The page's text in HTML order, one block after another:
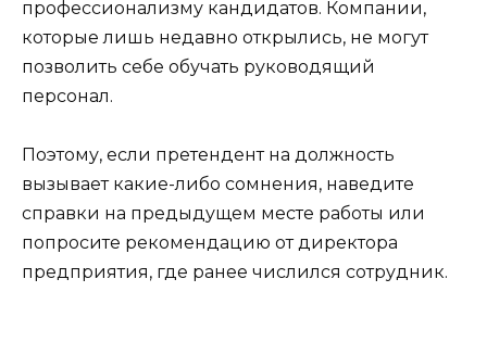
профессионализму кандидатов. Компании,
которые лишь недавно открылись, не могут
позволить себе обучать руководящий
персонал.
Поэтому, если претендент на должность
вызывает какие-либо сомнения, наведите
справки на предыдущем месте работы или
попросите рекомендацию от директора
предприятия, где ранее числился сотрудник.